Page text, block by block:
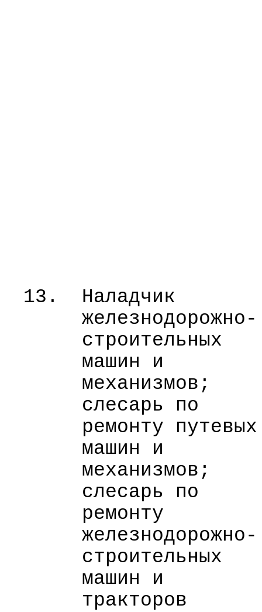
13.
Наладчик
железнодорожно-
строительных
машин и
механизмов;
слесарь по
ремонту путевых
машин и
механизмов;
слесарь по
ремонту
железнодорожно-
строительных
машин и
тракторов